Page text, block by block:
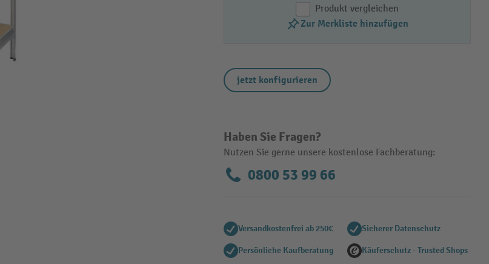
Produkt vergleichen
Zur Merkliste hinzufügen
jetzt konfigurieren
Haben Sie Fragen?
Nutzen Sie gerne unsere kostenlose Fachberatung:
0800 53 99 66
Versandkostenfrei ab 250€ Sicherer Datenschutz
Persönliche Kaufberatung Käuferschutz - Trusted Shops